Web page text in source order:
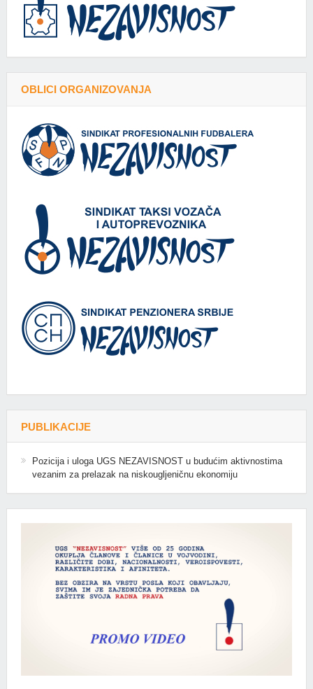
OBLICI ORGANIZOVANJA
PUBLIKACIJE
Pozicija i uloga UGS NEZAVISNOST u budućim aktivnostima
vezanim za prelazak na niskougljeničnu ekonomiju